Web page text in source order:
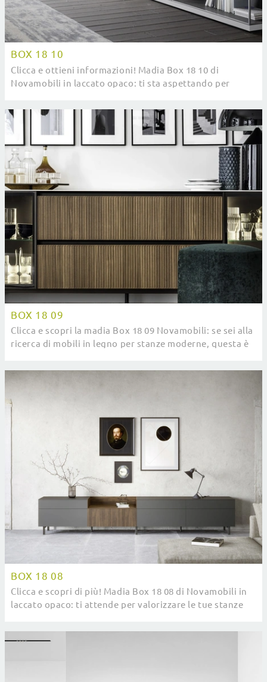
BOX 18 10
Clicca e ottieni informazioni! Madia Box 18 10 di
Novamobili in laccato opaco: ti sta aspettando per
BOX 18 09
Clicca e scopri la madia Box 18 09 Novamobili: se sei alla
ricerca di mobili in legno per stanze moderne, questa è
BOX 18 08
Clicca e scopri di più! Madia Box 18 08 di Novamobili in
laccato opaco: ti attende per valorizzare le tue stanze